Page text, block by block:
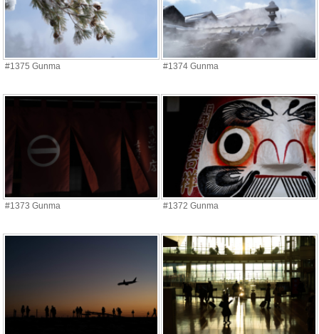
#1375 Gunma #1374 Gunma
#1373 Gunma #1372 Gunma